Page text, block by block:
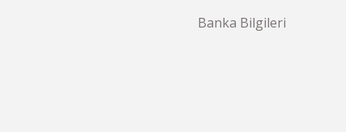
Banka Bilgileri